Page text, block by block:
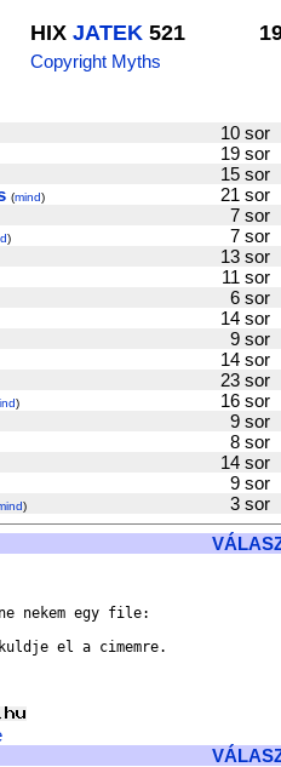
HIX JATEK 521
Copyright Myths
10
19
15
(mind) 21
7
) 7
13
11
6
14
9
14
23
) 16
9
8
14
9
)
3
nekem egy file:
el a cimemre.